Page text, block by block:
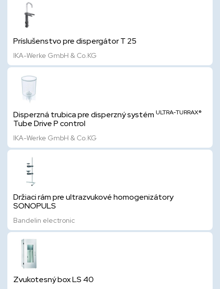
Príslušenstvo pre dispergátor T 25
IKA-Werke GmbH & Co.KG
Disperzná trubica pre disperzný systém ULTRA-TURRAX®
Tube Drive P control
IKA-Werke GmbH & Co.KG
Držiaci rám pre ultrazvukové homogenizátory
SONOPULS
Bandelin electronic
Zvukotesný box LS 40